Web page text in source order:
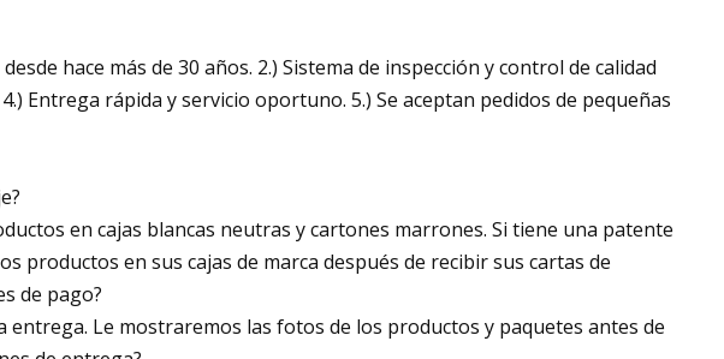
hace más de 30 años. 2.) Sistema de inspección y control de calidad
Entrega rápida y servicio oportuno. 5.) Se aceptan pedidos de pequeñas
en cajas blancas neutras y cartones marrones. Si tiene una patente
productos en sus cajas de marca después de recibir sus cartas de
de pago?
entrega. Le mostraremos las fotos de los productos y paquetes antes de